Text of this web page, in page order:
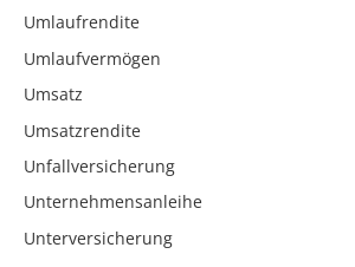
Umlaufrendite
Umlaufvermögen
Umsatz
Umsatzrendite
Unfallversicherung
Unternehmensanleihe
Unterversicherung